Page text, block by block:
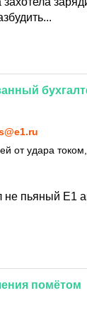
от удара
не пьяный Е1
помётом